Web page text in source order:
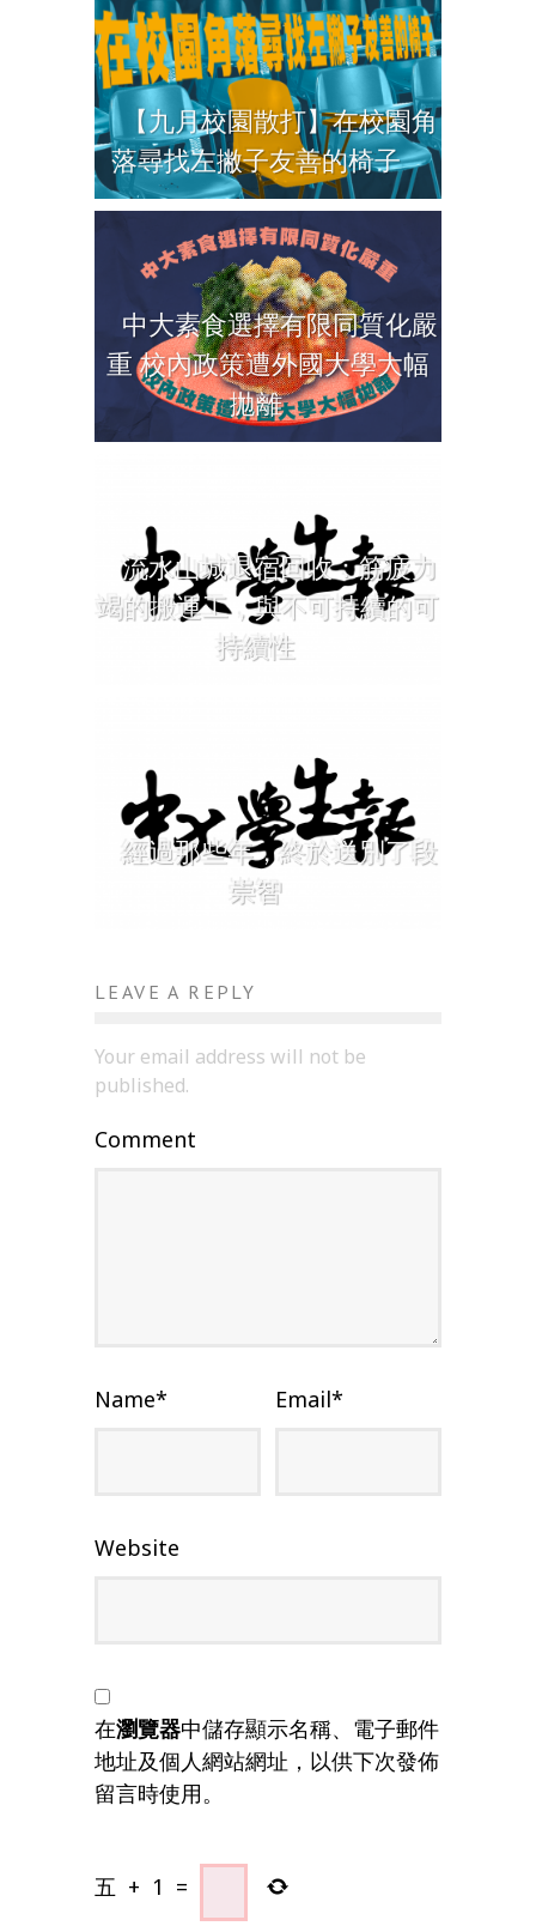
【九月校園散打】在校園角
落尋找左撇子友善的椅子
中大素食選擇有限同質化嚴
重 校內政策遭外國大學大幅
拋離
流水山城退宿回收：筋疲力
竭的搬運工，與不可持續的可
持續性
經過那些年，終於送別了段
崇智
LEAVE A REPLY
Your email address will not be
published.
Comment
Name* Email*
Website
在瀏覽器中儲存顯示名稱、電子郵件
地址及個人網站網址，以供下次發佈
留言時使用。
五 + 1 =